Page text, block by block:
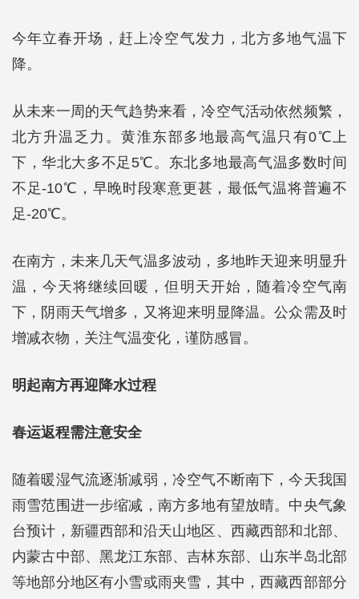
今年立春开场，赶上冷空气发力，北方多地气温下
降。
从未来一周的天气趋势来看，冷空气活动依然频繁，
北方升温乏力。黄淮东部多地最高气温只有0℃上
下，华北大多不足5℃。东北多地最高气温多数时间
不足-10℃，早晚时段寒意更甚，最低气温将普遍不
足-20℃。
在南方，未来几天气温多波动，多地昨天迎来明显升
温，今天将继续回暖，但明天开始，随着冷空气南
下，阴雨天气增多，又将迎来明显降温。公众需及时
增减衣物，关注气温变化，谨防感冒。
明起南方再迎降水过程
春运返程需注意安全
随着暖湿气流逐渐减弱，冷空气不断南下，今天我国
雨雪范围进一步缩减，南方多地有望放晴。中央气象
台预计，新疆西部和沿天山地区、西藏西部和北部、
内蒙古中部、黑龙江东部、吉林东部、山东半岛北部
等地部分地区有小雪或雨夹雪，其中，西藏西部部分